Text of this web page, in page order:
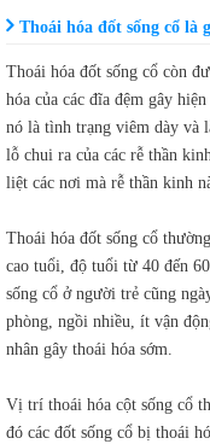
Thoái hóa đốt sống cổ là
Thoái hóa đốt sống cổ còn
hóa của các đĩa đệm gây
nó là tình trạng viêm dày và
lỗ chui ra của các rễ thần
liệt các nơi mà rễ thần kinh
Thoái hóa đốt sống cổ
cao tuổi, độ tuổi từ 40 đến
sống cổ ở người trẻ cũng
phòng, ngồi nhiều, ít vận
nhân gây thoái hóa sớm.
Vị trí thoái hóa cột sống cổ
đó các đốt sống cổ bị thoái